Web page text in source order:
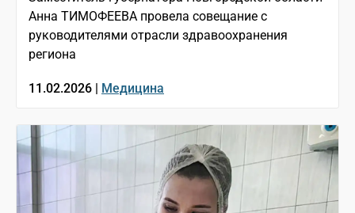
Анна ТИМОФЕЕВА провела совещание с
руководителями отрасли здравоохранения
региона
11.02.2026 | Медицина